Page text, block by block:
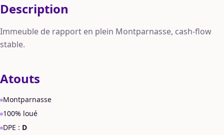
Description
Immeuble de rapport en plein Montparnasse, cash-flow
stable.
Atouts
Montparnasse
100% loué
DPE : D